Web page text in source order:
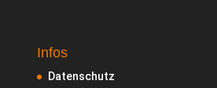
Infos
Datenschutz